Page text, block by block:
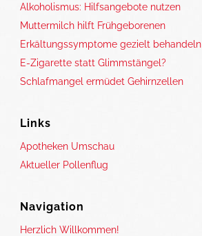
Alkoholismus: Hilfsangebote nutzen
Muttermilch hilft Frühgeborenen
Erkältungssymptome gezielt behandeln
E-Zigarette statt Glimmstängel?
Schlafmangel ermüdet Gehirnzellen
Links
Apotheken Umschau
Aktueller Pollenflug
Navigation
Herzlich Willkommen!